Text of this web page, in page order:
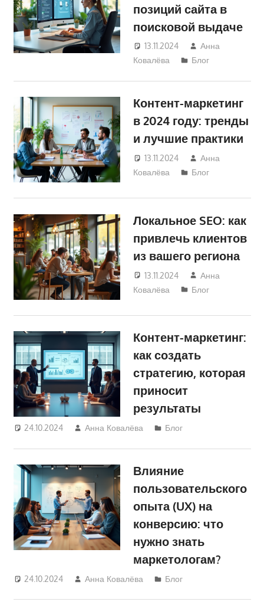
позиций сайта в
поисковой выдаче
13.11.2024
Анна
Ковалёва
Блог
Контент-маркетинг
в 2024 году: тренды
и лучшие практики
13.11.2024
Анна
Ковалёва
Блог
Локальное SEO: как
привлечь клиентов
из вашего региона
13.11.2024
Анна
Ковалёва
Блог
Контент-маркетинг:
как создать
стратегию, которая
приносит
результаты
24.10.2024 Анна Ковалёва Блог
Влияние
пользовательского
опыта (UX) на
конверсию: что
нужно знать
маркетологам?
24.10.2024 Анна Ковалёва Блог